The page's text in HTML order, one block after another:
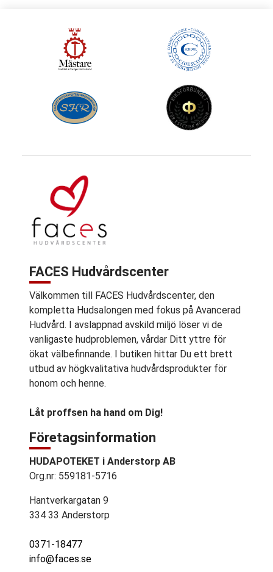
FACES Hudvårdscenter
Välkommen till FACES Hudvårdscenter, den
kompletta Hudsalongen med fokus på Avancerad
Hudvård. I avslappnad avskild miljö löser vi de
vanligaste hudproblemen, vårdar Ditt yttre för
ökat välbefinnande. I butiken hittar Du ett brett
utbud av högkvalitativa hudvårdsprodukter för
honom och henne.
Låt proffsen ha hand om Dig!
Företagsinformation
HUDAPOTEKET i Anderstorp AB
Org.nr: 559181-5716
Hantverkargatan 9
334 33 Anderstorp
0371-18477
info@faces.se